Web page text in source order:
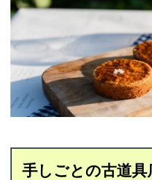
手しごとの古道具